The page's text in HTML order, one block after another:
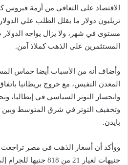
تريليون دولار ما يقلل الطلب علي
مستوى في شهر، ولا يزال يواجه الدولار
المستثمرين على الذهب كملاذ آمن.
وأضاف أنه من الأسباب أيضا حماس
المعدن النفيس، مع خروج بريطانيا
وانحسار التوتر السياسي في إيطاليا،
وتخفبف التوتر في شرق المتوسط وبين
بايدن.